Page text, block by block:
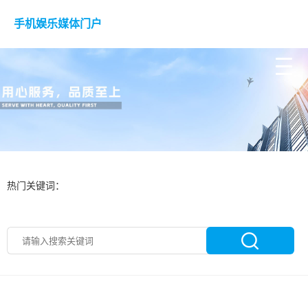
手机娱乐媒体门户
热门关键词：